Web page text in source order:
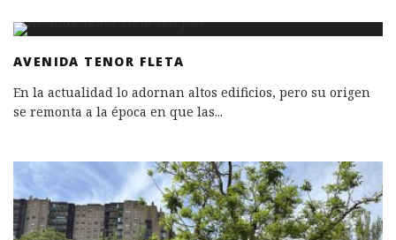
AVENIDA TENOR FLETA
En la actualidad lo adornan altos edificios, pero su origen
se remonta a la época en que las...